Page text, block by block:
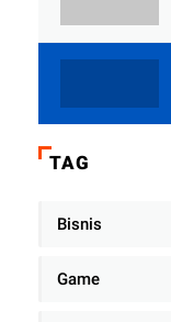
TAG
Bisnis
Game